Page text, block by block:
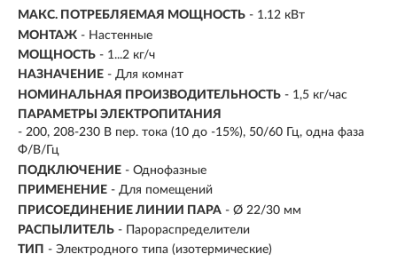
МАКС. ПОТРЕБЛЯЕМАЯ МОЩНОСТЬ - 1.12 кВт
МОНТАЖ - Настенные
МОЩНОСТЬ - 1...2 кг/ч
НАЗНАЧЕНИЕ - Для комнат
НОМИНАЛЬНАЯ ПРОИЗВОДИТЕЛЬНОСТЬ - 1,5 кг/час
ПАРАМЕТРЫ ЭЛЕКТРОПИТАНИЯ
- 200, 208-230 В пер. тока (10 до -15%), 50/60 Гц, одна фаза
Ф/В/Гц
ПОДКЛЮЧЕНИЕ - Однофазные
ПРИМЕНЕНИЕ - Для помещений
ПРИСОЕДИНЕНИЕ ЛИНИИ ПАРА - Ø 22/30 мм
РАСПЫЛИТЕЛЬ - Парораспределители
ТИП - Электродного типа (изотермические)